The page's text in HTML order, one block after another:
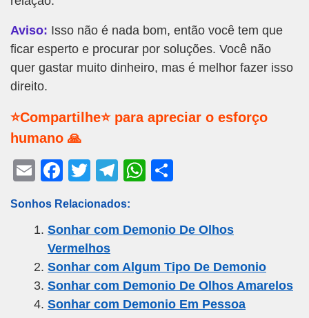
Aviso: Isso não é nada bom, então você tem que
ficar esperto e procurar por soluções. Você não
quer gastar muito dinheiro, mas é melhor fazer isso
direito.
⭐Compartilhe⭐ para apreciar o esforço
humano 🙏
E
ail
F
c
e
b
o
o
T
tt
er
T
e
gr
a
m
W
s
A
p
p
e
Sonhos Relacionados:
Sonhar com Demonio De Olhos
Vermelhos
Sonhar com Algum Tipo De Demonio
Sonhar com Demonio De Olhos Amarelos
Sonhar com Demonio Em Pessoa